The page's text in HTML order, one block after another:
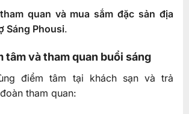
tham quan và mua sắm đặc sản địa
Sáng Phousi.
tâm và tham quan buổi sáng
điểm tâm tại khách sạn và trả
tham quan: